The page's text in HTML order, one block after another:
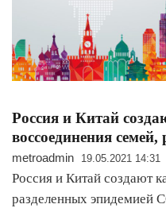
Россия и Китай
воссоединения
metroadmin 19.05.2021 14:31
Россия и Китай создают
разделенных эпидемией